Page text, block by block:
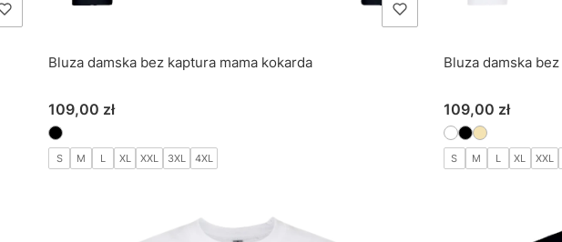
Bluza damska bez kaptura mama kokarda
Cena
109,00 zł
S M L XL XXL 3XL 4XL
Bluza damska
Cena
109,00 zł
S M L XL XXL